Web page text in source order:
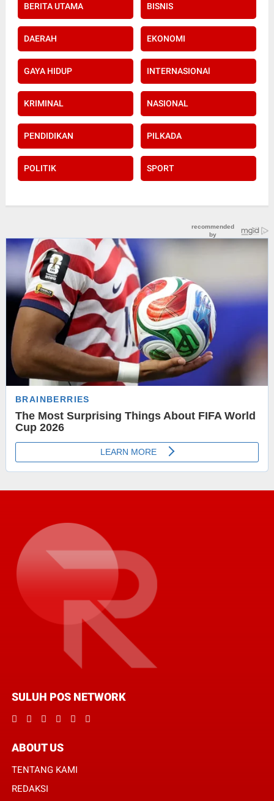
BERITA UTAMA BISNIS
DAERAH EKONOMI
GAYA HIDUP INTERNASIONAl
KRIMINAL NASIONAL
PENDIDIKAN PILKADA
POLITIK SPORT
SULUH POS NETWORK
ABOUT US
TENTANG KAMI
REDAKSI